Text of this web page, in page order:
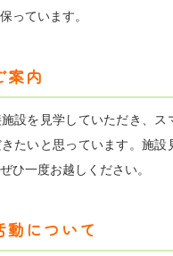
っています。
案内
設を見学していただき、ス
たいと思っています。施設
ひ一度お越しください。
動について